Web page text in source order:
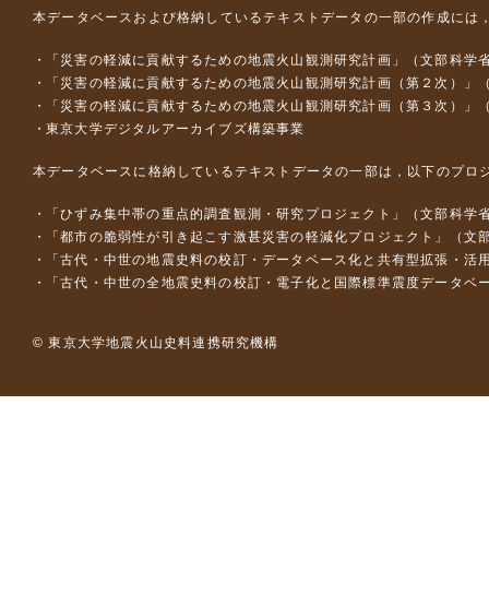
本データベースおよび格納しているテキストデータの一部の作成には
「災害の軽減に貢献するための地震火山観測研究計画」（文部科学
「災害の軽減に貢献するための地震火山観測研究計画（第２次）」
「災害の軽減に貢献するための地震火山観測研究計画（第３次）」
東京大学デジタルアーカイブズ構築事業
本データベースに格納しているテキストデータの一部は，以下のプロ
「ひずみ集中帯の重点的調査観測・研究プロジェクト」（文部科
「都市の脆弱性が引き起こす激甚災害の軽減化プロジェクト」（
「古代・中世の地震史料の校訂・データベース化と共有型拡張・
「古代・中世の全地震史料の校訂・電子化と国際標準震度データ
© 東京大学地震火山史料連携研究機構